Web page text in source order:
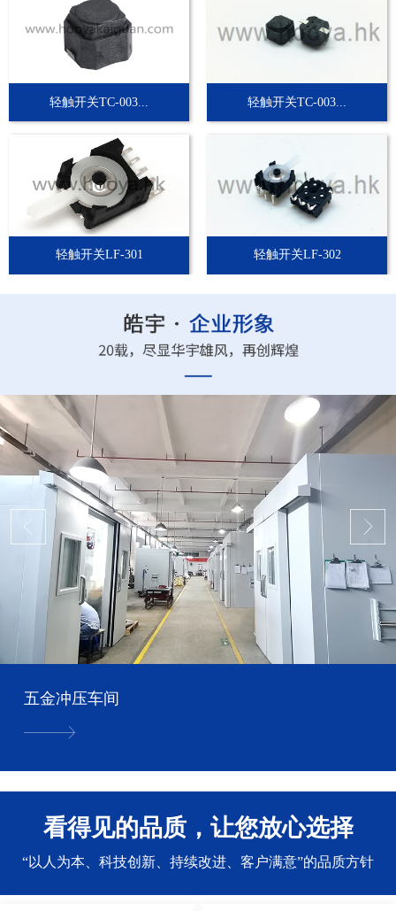
轻触开关TC-003... 轻触开关TC-003...
轻触开关LF-301 轻触开关LF-302
五金冲压车间
看得见的品质，让您放心选择
“以人为本、科技创新、持续改进、客户满意”的品质方针